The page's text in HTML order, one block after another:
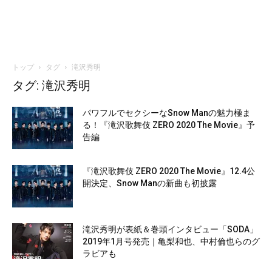
トップ タグ 滝沢秀明
タグ: 滝沢秀明
パワフルでセクシーなSnow Manの魅力極ま
る！『滝沢歌舞伎 ZERO 2020 The Movie』予
告編
『滝沢歌舞伎 ZERO 2020 The Movie』12.4公
開決定、Snow Manの新曲も初披露
滝沢秀明が表紙＆巻頭インタビュー「SODA」
2019年1月号発売｜亀梨和也、中村倫也らのグ
ラビアも